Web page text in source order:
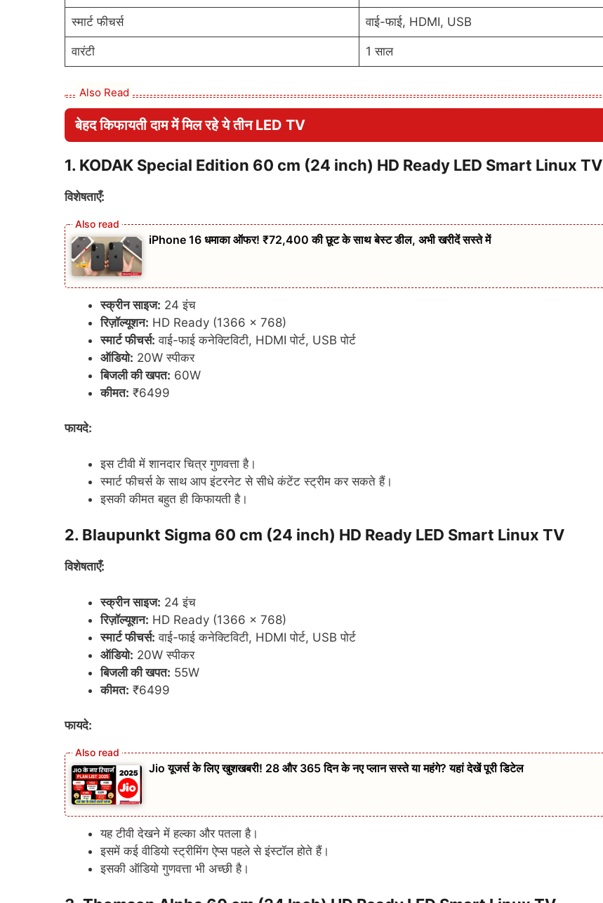
स्मार्ट फीचर्स वाई-फाई, HDMI, USB
वारंटी 1 साल
Also Read
बेहद किफायती दाम में मिल रहे ये तीन LED TV
1. KODAK Special Edition 60 cm (24 inch) HD Ready LED Smart Linux TV
विशेषताएँ:
iPhone 16 धमाका ऑफर! ₹72,400 की छूट के साथ बेस्ट डील, अभी खरीदें सस्ते में
स्क्रीन साइज: 24 इंच
रिज़ॉल्यूशन: HD Ready (1366 x 768)
स्मार्ट फीचर्स: वाई-फाई कनेक्टिविटी, HDMI पोर्ट, USB पोर्ट
ऑडियो: 20W स्पीकर
बिजली की खपत: 60W
कीमत: ₹6499
फायदे:
इस टीवी में शानदार चित्र गुणवत्ता है।
स्मार्ट फीचर्स के साथ आप इंटरनेट से सीधे कंटेंट स्ट्रीम कर सकते हैं।
इसकी कीमत बहुत ही किफायती है।
2. Blaupunkt Sigma 60 cm (24 inch) HD Ready LED Smart Linux TV
विशेषताएँ:
स्क्रीन साइज: 24 इंच
रिज़ॉल्यूशन: HD Ready (1366 x 768)
स्मार्ट फीचर्स: वाई-फाई कनेक्टिविटी, HDMI पोर्ट, USB पोर्ट
ऑडियो: 20W स्पीकर
बिजली की खपत: 55W
कीमत: ₹6499
फायदे:
Jio यूजर्स के लिए खुशखबरी! 28 और 365 दिन के नए प्लान सस्ते या महंगे? यहां देखें पूरी डिटेल
यह टीवी देखने में हल्का और पतला है।
इसमें कई वीडियो स्ट्रीमिंग ऐप्स पहले से इंस्टॉल होते हैं।
इसकी ऑडियो गुणवत्ता भी अच्छी है।